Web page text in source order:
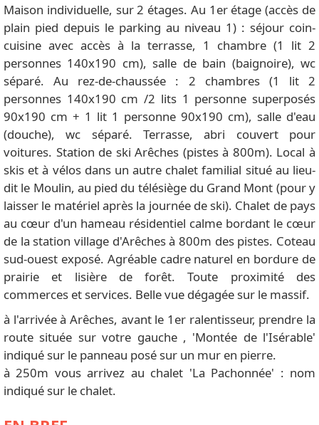
Maison individuelle, sur 2 étages. Au 1er étage (accès de
plain pied depuis le parking au niveau 1) : séjour coin-
cuisine avec accès à la terrasse, 1 chambre (1 lit 2
personnes 140x190 cm), salle de bain (baignoire), wc
séparé. Au rez-de-chaussée : 2 chambres (1 lit 2
personnes 140x190 cm /2 lits 1 personne superposés
90x190 cm + 1 lit 1 personne 90x190 cm), salle d'eau
(douche), wc séparé. Terrasse, abri couvert pour
voitures. Station de ski Arêches (pistes à 800m). Local à
skis et à vélos dans un autre chalet familial situé au lieu-
dit le Moulin, au pied du télésiège du Grand Mont (pour y
laisser le matériel après la journée de ski). Chalet de pays
au cœur d'un hameau résidentiel calme bordant le cœur
de la station village d'Arêches à 800m des pistes. Coteau
sud-ouest exposé. Agréable cadre naturel en bordure de
prairie et lisière de forêt. Toute proximité des
commerces et services. Belle vue dégagée sur le massif.
à l'arrivée à Arêches, avant le 1er ralentisseur, prendre la
route située sur votre gauche , 'Montée de l'Isérable'
indiqué sur le panneau posé sur un mur en pierre.
à 250m vous arrivez au chalet 'La Pachonnée' : nom
indiqué sur le chalet.